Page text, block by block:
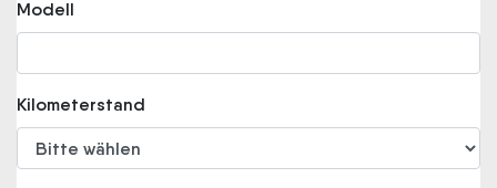
Modell
Kilometerstand